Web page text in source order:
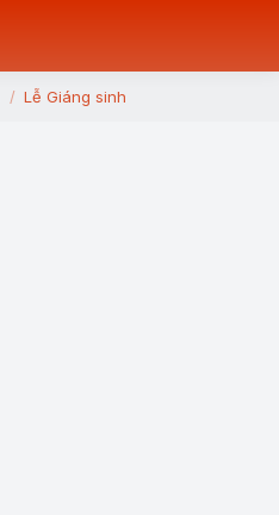
Lễ Giáng sinh